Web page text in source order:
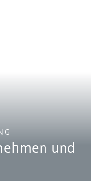
und